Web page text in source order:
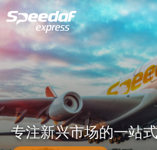
专注新兴市场的一站